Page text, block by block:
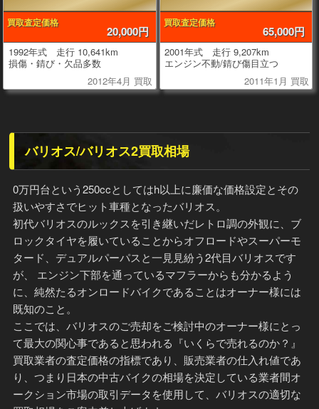
買取査定価格
20,000円
1992年式 走行 10,641km
損傷・錆び・欠品多数
2012年4月 買取
買取査定価格
65,000円
2001年式 走行 9,207km
エンジン不動/錆び傷目立つ
2011年1月 買取
バリオス/バリオス2買取相場
0万円台という250ccとしてはh以上に廉価な価格設定とその
扱いやすさでヒット車種となったバリオス。
初代バリオスのルックスを引き継いだレトロ調の外観に、ブ
ロックタイヤを履いていることからオフロードやスーパーモ
タード、デュアルパーパスと一見見紛う2代目バリオスです
が、 エンジン下部を通っているマフラーからも分かるよう
に、純然たるオンロードバイクであることはオーナー様には
既知のこと。
ここでは、バリオスのご売却をご検討中のオーナー様にとっ
て最大の関心事であると思われる『いくらで売れるのか？』
買取業者の査定価格の指標であり、販売業者の仕入れ値であ
り、つまり日本の中古バイクの相場を決定している業者間オ
ークション市場の取引データを使用して、バリオスの適切な